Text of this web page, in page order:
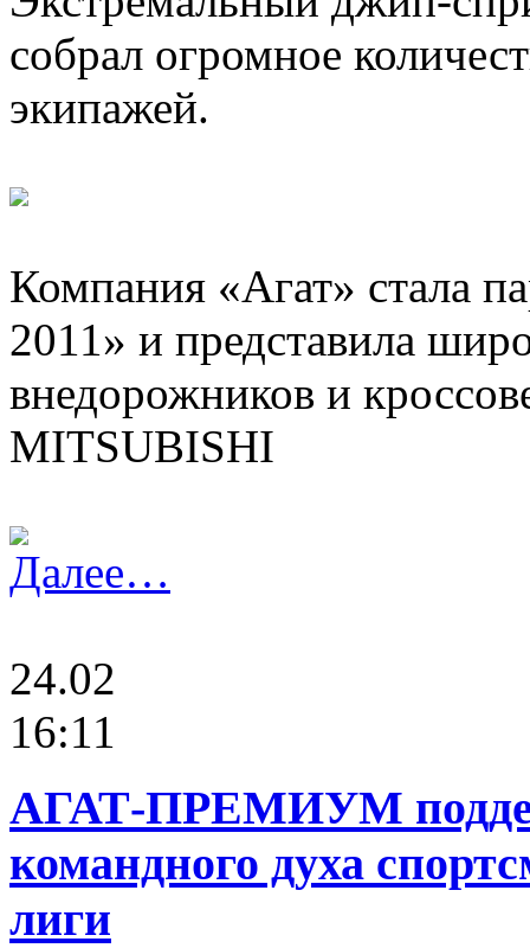
собрал огромное
экипажей.
Компания «Агат» стала
2011» и представила
внедорожников и
MITSUBISHI
Далее…
24.02
16:11
АГАТ-ПРЕМИУМ
командного духа
лиги